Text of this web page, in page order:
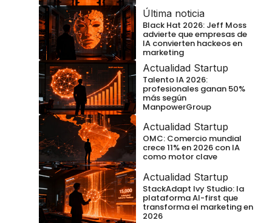
Última noticia
Black Hat 2026: Jeff Moss
advierte que empresas de
IA convierten hackeos en
marketing
Actualidad Startup
Talento IA 2026:
profesionales ganan 50%
más según
ManpowerGroup
Actualidad Startup
OMC: Comercio mundial
crece 11% en 2026 con IA
como motor clave
Actualidad Startup
StackAdapt Ivy Studio: la
plataforma AI-first que
transforma el marketing en
2026